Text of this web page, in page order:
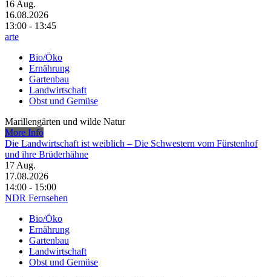
16 Aug.
16.08.2026
13:00 - 13:45
arte
Bio/Öko
Ernährung
Gartenbau
Landwirtschaft
Obst und Gemüse
Marillengärten und wilde Natur
More Info
Die Landwirtschaft ist weiblich – Die Schwestern vom Fürstenhof
und ihre Brüderhähne
17 Aug.
17.08.2026
14:00 - 15:00
NDR Fernsehen
Bio/Öko
Ernährung
Gartenbau
Landwirtschaft
Obst und Gemüse